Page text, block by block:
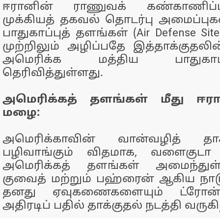
ஈரானின் ராணுவக்
முக்கியத் தகவல் தொடர்பு
பாதுகாப்புத் தளங்கள் (Air Defense
முற்றிலும் அழிப்பதே
அமெரிக்க மத்திய
தெரிவித்துள்ளது.
அமெரிக்கத் தளங்கள் மீது
மழை:
அமெரிக்காவின் வான்வழித்
பழிவாங்கும் விதமாக, வளைகுடா
அமெரிக்கத் தளங்கள்
குவைத் மற்றும் பஹ்ரைன் ஆகிய
தனது ஏவுகணைகளையும்
அதிரடிப் பதில் தாக்குதல் நடத்தி